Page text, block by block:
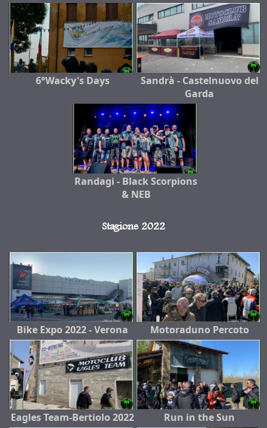
6°Wacky's Days
Sandrà - Castelnuovo del
Garda
Randagi - Black Scorpions
& NEB
Stagione 2022
Bike Expo 2022 - Verona Motoraduno Percoto
Eagles Team-Bertiolo 2022 Run in the Sun